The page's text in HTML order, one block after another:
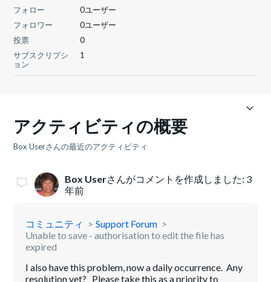
フォロー
0ユーザー
フォロワー
0ユーザー
投票
0
サブスクリプシ
ョン
1
アクティビティの概要
Box Userさんの最近のアクティビティ
Box Userさんがコメントを作成しました: 3
年前
コミュニティ
Support Forum
Unable to save - authorisation to edit the file has
expired
I also have this problem, now a daily occurrence. Any
resolution yet? Please take this as a priority to